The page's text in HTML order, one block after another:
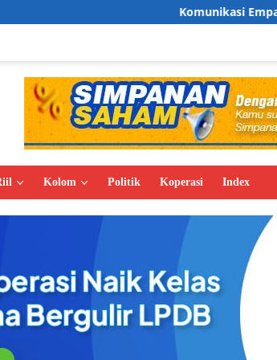
Komunikasi Empati Antar Jasa
Kolom Politik Koperasi Index